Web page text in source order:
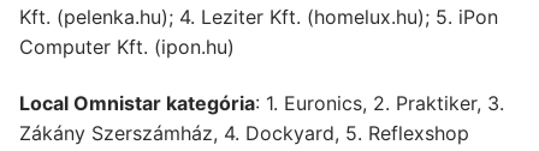
Kft. (pelenka.hu); 4. Leziter Kft. (homelux.hu); 5. iPon
Computer Kft. (ipon.hu)
Local Omnistar kategória: 1. Euronics, 2. Praktiker, 3.
Zákány Szerszámház, 4. Dockyard, 5. Reflexshop